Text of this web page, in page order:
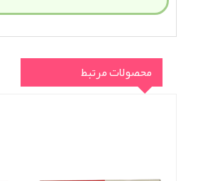
محصولات مرتبط